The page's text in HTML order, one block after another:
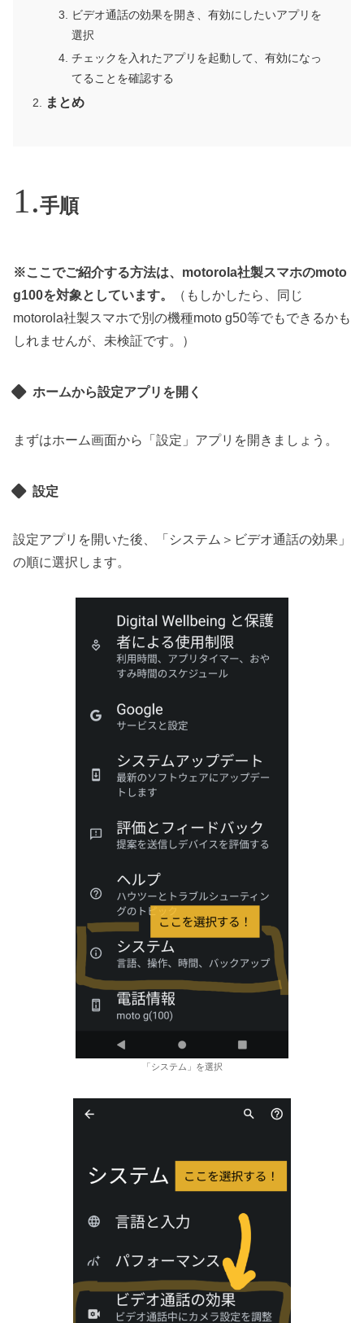
ビデオ通話の効果を開き、有効にしたいアプリを
選択
チェックを入れたアプリを起動して、有効になっ
てることを確認する
まとめ
手順
※ここでご紹介する方法は、motorola社製スマホのmoto
g100を対象としています。
（もしかしたら、同じ
motorola社製スマホで別の機種moto g50等でもできるかも
しれませんが、未検証です。）
ホームから設定アプリを開く
まずはホーム画面から「設定」アプリを開きましょう。
設定
設定アプリを開いた後、「システム＞ビデオ通話の効果」
の順に選択します。
「システム」を選択